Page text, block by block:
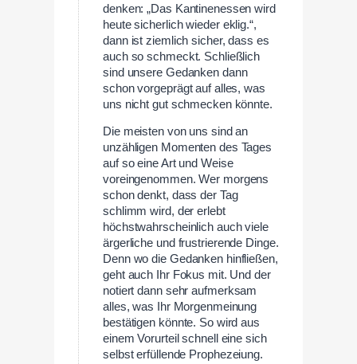
denken: „Das Kantinenessen wird
heute sicherlich wieder eklig.“,
dann ist ziemlich sicher, dass es
auch so schmeckt. Schließlich
sind unsere Gedanken dann
schon vorgeprägt auf alles, was
uns nicht gut schmecken könnte.
Die meisten von uns sind an
unzähligen Momenten des Tages
auf so eine Art und Weise
voreingenommen. Wer morgens
schon denkt, dass der Tag
schlimm wird, der erlebt
höchstwahrscheinlich auch viele
ärgerliche und frustrierende Dinge.
Denn wo die Gedanken hinfließen,
geht auch Ihr Fokus mit. Und der
notiert dann sehr aufmerksam
alles, was Ihr Morgenmeinung
bestätigen könnte. So wird aus
einem Vorurteil schnell eine sich
selbst erfüllende Prophezeiung.